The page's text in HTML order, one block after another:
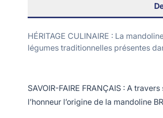
HÉRITAGE CULINAIRE : La
légumes traditionnelles présentes
SAVOIR-FAIRE FRANÇAIS : A
l’honneur l’origine de la mandoline